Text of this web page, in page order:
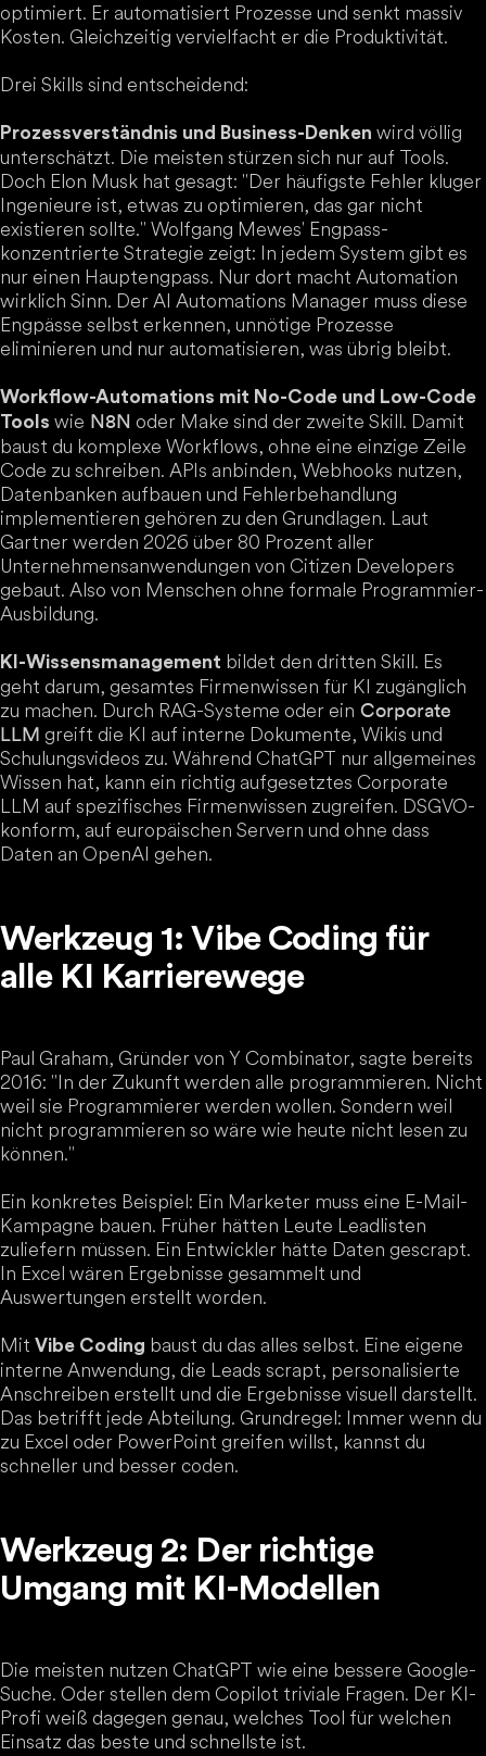
optimiert. Er automatisiert Prozesse und senkt massiv
Kosten. Gleichzeitig vervielfacht er die Produktivität.
Drei Skills sind entscheidend:
Prozessverständnis und Business-Denken wird völlig
unterschätzt. Die meisten stürzen sich nur auf Tools.
Doch Elon Musk hat gesagt: "Der häufigste Fehler kluger
Ingenieure ist, etwas zu optimieren, das gar nicht
existieren sollte." Wolfgang Mewes' Engpass-
konzentrierte Strategie zeigt: In jedem System gibt es
nur einen Hauptengpass. Nur dort macht Automation
wirklich Sinn. Der AI Automations Manager muss diese
Engpässe selbst erkennen, unnötige Prozesse
eliminieren und nur automatisieren, was übrig bleibt.
Workflow-Automations mit No-Code und Low-Code
Tools wie N8N oder Make sind der zweite Skill. Damit
baust du komplexe Workflows, ohne eine einzige Zeile
Code zu schreiben. APIs anbinden, Webhooks nutzen,
Datenbanken aufbauen und Fehlerbehandlung
implementieren gehören zu den Grundlagen. Laut
Gartner werden 2026 über 80 Prozent aller
Unternehmensanwendungen von Citizen Developers
gebaut. Also von Menschen ohne formale Programmier-
Ausbildung.
KI-Wissensmanagement bildet den dritten Skill. Es
geht darum, gesamtes Firmenwissen für KI zugänglich
zu machen. Durch RAG-Systeme oder ein Corporate
LLM greift die KI auf interne Dokumente, Wikis und
Schulungsvideos zu. Während ChatGPT nur allgemeines
Wissen hat, kann ein richtig aufgesetztes Corporate
LLM auf spezifisches Firmenwissen zugreifen. DSGVO-
konform, auf europäischen Servern und ohne dass
Daten an OpenAI gehen.
Werkzeug 1: Vibe Coding für
alle KI Karrierewege
Paul Graham, Gründer von Y Combinator, sagte bereits
2016: "In der Zukunft werden alle programmieren. Nicht
weil sie Programmierer werden wollen. Sondern weil
nicht programmieren so wäre wie heute nicht lesen zu
können."
Ein konkretes Beispiel: Ein Marketer muss eine E-Mail-
Kampagne bauen. Früher hätten Leute Leadlisten
zuliefern müssen. Ein Entwickler hätte Daten gescrapt.
In Excel wären Ergebnisse gesammelt und
Auswertungen erstellt worden.
Mit Vibe Coding baust du das alles selbst. Eine eigene
interne Anwendung, die Leads scrapt, personalisierte
Anschreiben erstellt und die Ergebnisse visuell darstellt.
Das betrifft jede Abteilung. Grundregel: Immer wenn du
zu Excel oder PowerPoint greifen willst, kannst du
schneller und besser coden.
Werkzeug 2: Der richtige
Umgang mit KI-Modellen
Die meisten nutzen ChatGPT wie eine bessere Google-
Suche. Oder stellen dem Copilot triviale Fragen. Der KI-
Profi weiß dagegen genau, welches Tool für welchen
Einsatz das beste und schnellste ist.